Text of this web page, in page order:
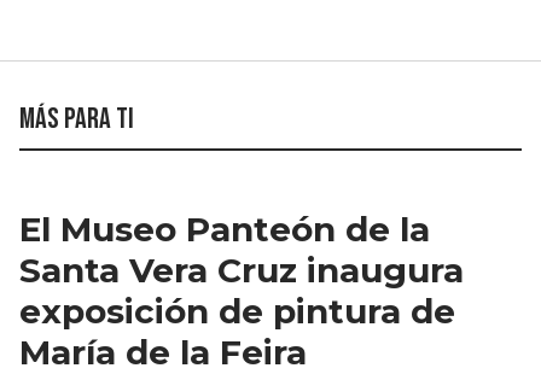
Más para ti
El Museo Panteón de la
Santa Vera Cruz inaugura
exposición de pintura de
María de la Feira